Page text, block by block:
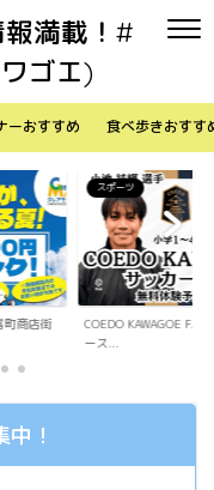
満載！#
ゴエ)
ーおすすめ 食べ歩きおすす
けサッカ
生活
「Sky Walker 7058」
内ア...
！